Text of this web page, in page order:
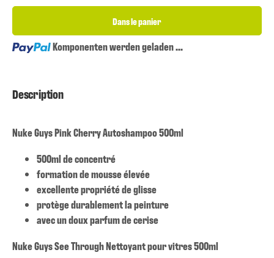
Dans le panier
Loading...Komponenten werden geladen ...
Description
Nuke Guys Pink Cherry Autoshampoo 500ml
500ml de concentré
formation de mousse élevée
excellente propriété de glisse
protège durablement la peinture
avec un doux parfum de cerise
Nuke Guys See Through Nettoyant pour vitres 500ml